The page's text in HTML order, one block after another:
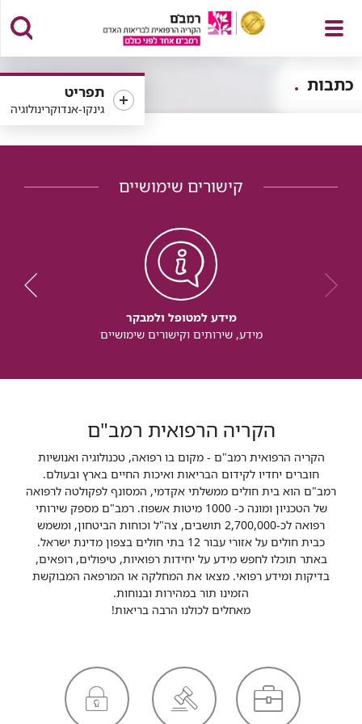
פתח
תפריט
תפריט
גינקו-אנדוקרינולוגיה
כתבות
קישורים שימושיים
מידע למטופל ולמבקר
מידע, שירותים וקישורים שימושיים
הקריה הרפואית רמב"ם
הקריה הרפואית רמב"ם - מקום בו רפואה, טכנולוגיה ואנושיות
חוברים יחדיו לקידום הבריאות ואיכות החיים בארץ ובעולם.
רמב"ם הוא בית חולים ממשלתי אקדמי, המסונף לפקולטה לרפואה
של הטכניון ומונה כ- 1000 מיטות אשפוז. רמב"ם מספק שירותי
רפואה לכ-2,700,000 תושבים, צה"ל וכוחות הביטחון, ומשמש
כבית חולים על אזורי עבור 12 בתי חולים בצפון מדינת ישראל.
באתר תוכלו לחפש מידע על יחידות רפואיות, טיפולים, רופאים,
בדיקות ומידע רפואי. מצאו את המחלקה או המרפאה המבוקשת
הזמינו תור במהירות ובנוחות.
מאחלים לכולנו הרבה בריאות!